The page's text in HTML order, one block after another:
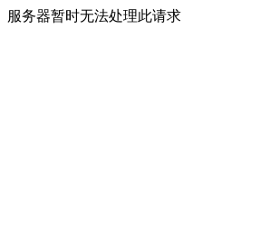
服务器暂时无法处理此请求